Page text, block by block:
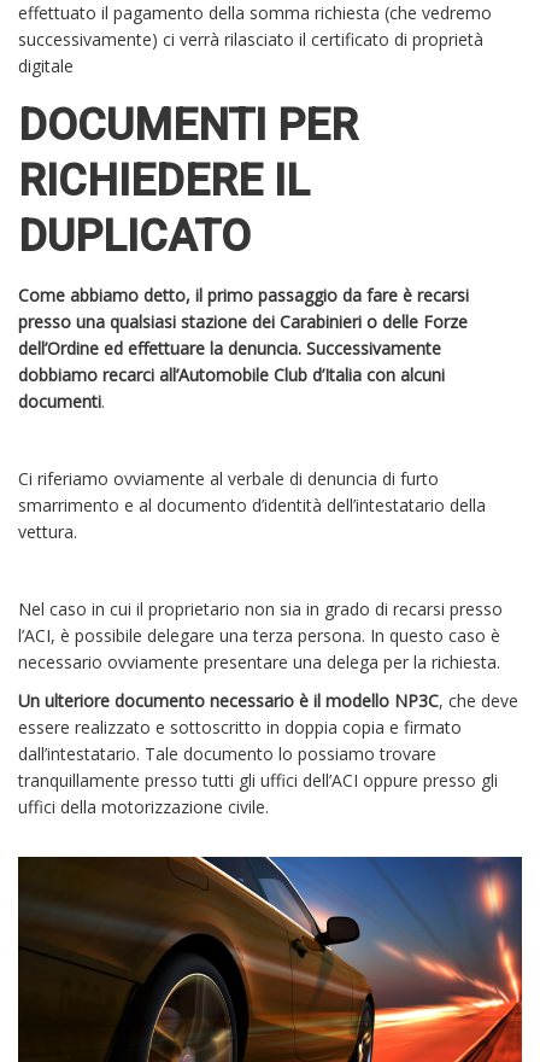
effettuato il pagamento della somma richiesta (che vedremo
successivamente) ci verrà rilasciato il certificato di proprietà
digitale
DOCUMENTI PER
RICHIEDERE IL
DUPLICATO
Come abbiamo detto, il primo passaggio da fare è recarsi
presso una qualsiasi stazione dei Carabinieri o delle Forze
dell’Ordine ed effettuare la denuncia. Successivamente
dobbiamo recarci all’Automobile Club d’Italia con alcuni
documenti.
Ci riferiamo ovviamente al verbale di denuncia di furto
smarrimento e al documento d’identità dell’intestatario della
vettura.
Nel caso in cui il proprietario non sia in grado di recarsi presso
l’ACI, è possibile delegare una terza persona. In questo caso è
necessario ovviamente presentare una delega per la richiesta.
Un ulteriore documento necessario è il modello NP3C, che deve
essere realizzato e sottoscritto in doppia copia e firmato
dall’intestatario. Tale documento lo possiamo trovare
tranquillamente presso tutti gli uffici dell’ACI oppure presso gli
uffici della motorizzazione civile.